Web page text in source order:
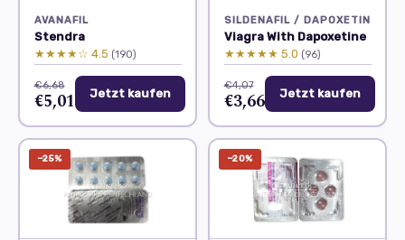
AVANAFIL
Stendra
★★★★☆ 4.5 (190)
€6,68
€5,01 Jetzt kaufen
SILDENAFIL / DAPOXETIN
Viagra With Dapoxetine
★★★★★ 5.0 (96)
€4,07
€3,66 Jetzt kaufen
−25% −20%